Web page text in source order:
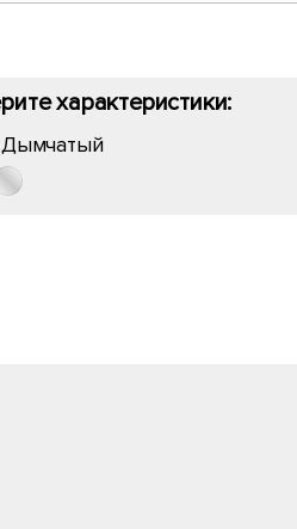
характеристики:
Дымчатый